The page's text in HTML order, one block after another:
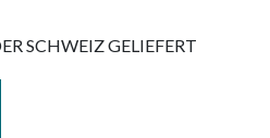
SCHWEIZ GELIEFERT